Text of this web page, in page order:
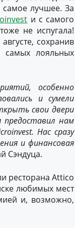
самое лучшее. За
и с самого
не испугала!
сохранив
лояльных
особенно
и сумели
свои двери
предоставил нам
Нассразу
ифинансовая
Сэндуца.
ресторана Attico
любимых мест
и, возможно,